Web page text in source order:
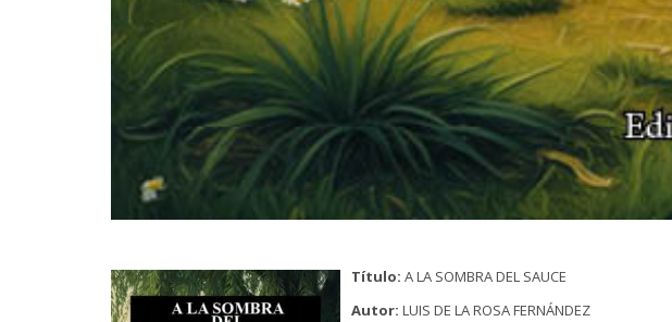
Título: A LA SOMBRA DEL SAUCE
Autor: LUIS DE LA ROSA FERNÁNDEZ